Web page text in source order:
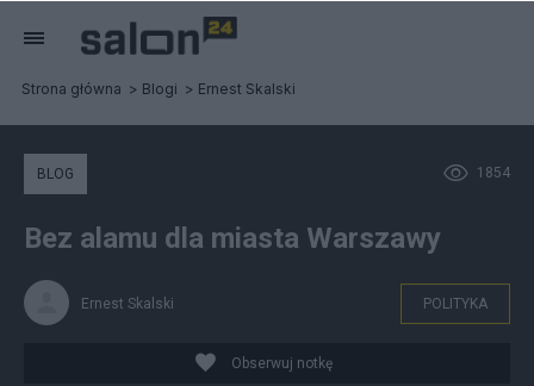
Strona główna Blogi Ernest Skalski
1854
BLOG
Bez alamu dla miasta Warszawy
Ernest Skalski POLITYKA
Obserwuj notkę